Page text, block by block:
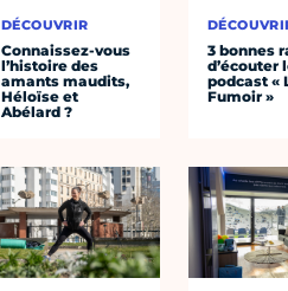
DÉCOUVRIR
Connaissez-vous
l’histoire des
amants maudits,
Héloïse et
Abélard ?
3 bonnes
d’écouter
podcast «
Fumoir »